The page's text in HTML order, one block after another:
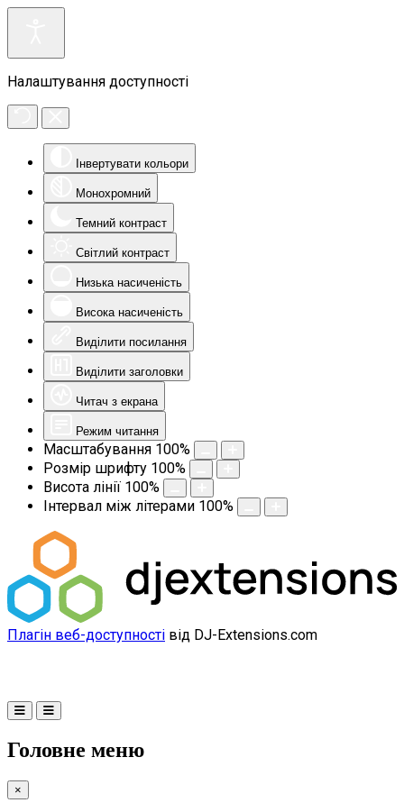
Налаштування доступності
Інвертувати кольори
Монохромний
Темний контраст
Світлий контраст
Низька насиченість
Висока насиченість
Виділити посилання
Виділити заголовки
Читач з екрана
Режим читання
Масштабування 100%
Розмір шрифту 100%
Висота лінії 100%
Інтервал між літерами 100%
Плагін веб-доступності від DJ-Extensions.com
Головне меню
×